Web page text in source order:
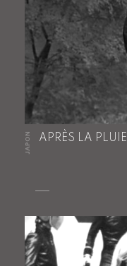
JAPON APRÈS LA PLUIE